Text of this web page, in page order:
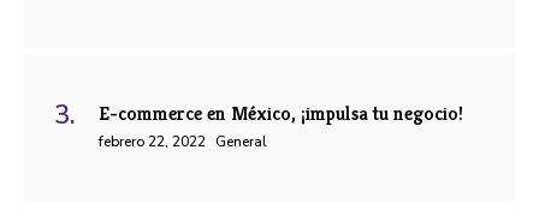
E-commerce en México, ¡impulsa tu negocio!
febrero 22, 2022 General